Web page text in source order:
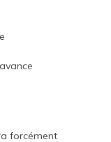
forcément